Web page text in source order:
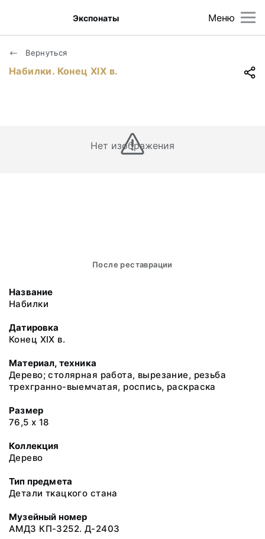
Меню
Экспонаты
Вернуться
Набилки. Конец ХIХ в.
Нет изображения
После реставрации
Название
Набилки
Датировка
Конец ХIХ в.
Материал, техника
Дерево; столярная работа, вырезание, резьба
трехгранно-выемчатая, роспись, раскраска
Размер
76,5 х 18
Коллекция
Дерево
Тип предмета
Детали ткацкого стана
Музейный номер
АМДЗ КП-3252. Д-2403